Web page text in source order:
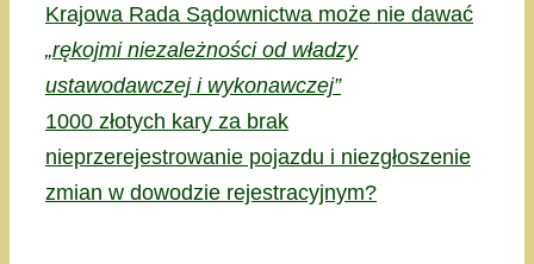
Krajowa Rada Sądownictwa może nie dawać
„rękojmi niezależności od władzy
ustawodawczej i wykonawczej”
1000 złotych kary za brak
nieprzerejestrowanie pojazdu i niezgłoszenie
zmian w dowodzie rejestracyjnym?